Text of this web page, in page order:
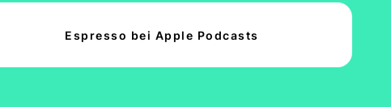
Espresso bei Apple Podcasts